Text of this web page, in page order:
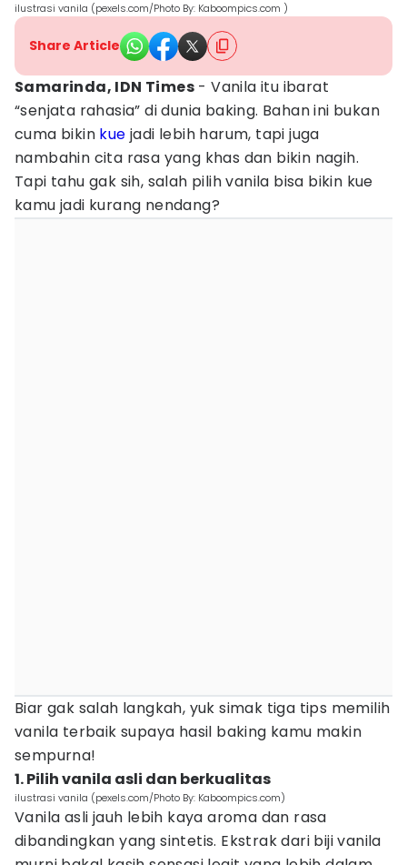
ilustrasi vanila (pexels.com/Photo By: Kaboompics.com )
Share Article
Samarinda, IDN Times - Vanila itu ibarat
“senjata rahasia” di dunia baking. Bahan ini bukan
cuma bikin kue jadi lebih harum, tapi juga
nambahin cita rasa yang khas dan bikin nagih.
Tapi tahu gak sih, salah pilih vanila bisa bikin kue
kamu jadi kurang nendang?
Biar gak salah langkah, yuk simak tiga tips memilih
vanila terbaik supaya hasil baking kamu makin
sempurna!
1. Pilih vanila asli dan berkualitas
ilustrasi vanila (pexels.com/Photo By: Kaboompics.com)
Vanila asli jauh lebih kaya aroma dan rasa
dibandingkan yang sintetis. Ekstrak dari biji vanila